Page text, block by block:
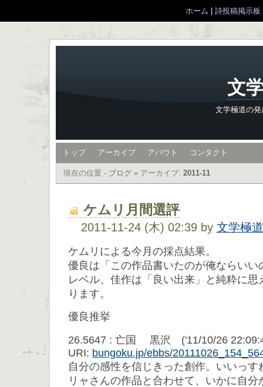
ホーム 詩投稿掲示板
文
文学極道の
トップ アーカイブ アバウト コンタクト
現在の位置 - ブログ » アーカイブ: 2011-11
ケムリ月間選評
2011-11-24 (木) 02:39 by 文学極
ケムリによる今月の採点結果。
優良は「この作品書いたのが俺ならいい
レベル、佳作は「良い出来」と純粋に
ります。
優良推挙
26.5647 : 亡国 黒沢 ('11/10/26
URI: bungoku.jp/ebbs/
自分の感性を信じきった創作。いいっ
リャさんの作品と合わせて、いかに自